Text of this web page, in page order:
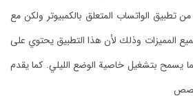
تطبيق الواتساب المتعلق بالكمبيوتر ولكن مع
المميزات وذلك لأن هذا التطبيق يحتوي على
يسمح بتشغيل خاصية الوضع الليلي. كما يقدم